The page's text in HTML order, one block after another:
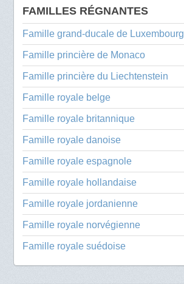
FAMILLES RÉGNANTES
Famille grand-ducale de Luxembourg
Famille princière de Monaco
Famille princière du Liechtenstein
Famille royale belge
Famille royale britannique
Famille royale danoise
Famille royale espagnole
Famille royale hollandaise
Famille royale jordanienne
Famille royale norvégienne
Famille royale suédoise